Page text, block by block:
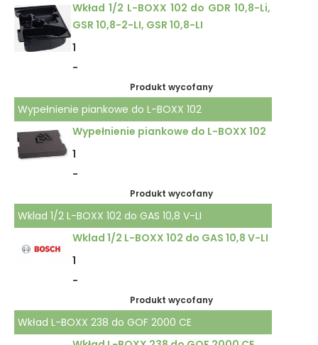
Wkład 1/2 L-BOXX 102 do GDR 10,8-Li,
GSR 10,8-2-LI, GSR 10,8-LI
1
-
Produkt wycofany
Wypełnienie piankowe do L-BOXX 102
Wypełnienie piankowe do L-BOXX 102
1
-
Produkt wycofany
Wklad 1/2 L-BOXX 102 do GAS 10,8 V-LI
Wklad 1/2 L-BOXX 102 do GAS 10,8 V-LI
1
-
Produkt wycofany
Wkład L-BOXX 238 do GOF 2000 CE